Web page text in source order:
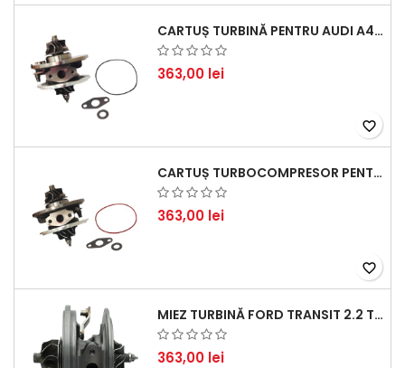
CARTUȘ TURBINĂ PENTRU AUDI A4, A6, SKODA SUPERB ȘI VW PASSAT, MOTOR DIESEL 1.9 TDI
363,00 lei
favorite_border
CARTUȘ TURBOCOMPRESOR PENTRU VW, AUDI, SEAT, SKODA - MOTOR DIESEL 2.0 TDI
363,00 lei
favorite_border
MIEZ TURBINĂ FORD TRANSIT 2.2 TDCI (2007-2016)
363,00 lei